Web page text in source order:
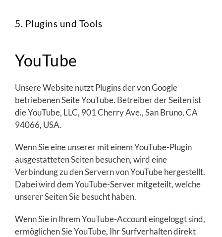
5. Plugins und Tools
YouTube
Unsere Website nutzt Plugins der von Google
betriebenen Seite YouTube. Betreiber der Seiten ist
die YouTube, LLC, 901 Cherry Ave., San Bruno, CA
94066, USA.
Wenn Sie eine unserer mit einem YouTube-Plugin
ausgestatteten Seiten besuchen, wird eine
Verbindung zu den Servern von YouTube hergestellt.
Dabei wird dem YouTube-Server mitgeteilt, welche
unserer Seiten Sie besucht haben.
Wenn Sie in Ihrem YouTube-Account eingeloggt sind,
ermöglichen Sie YouTube, Ihr Surfverhalten direkt